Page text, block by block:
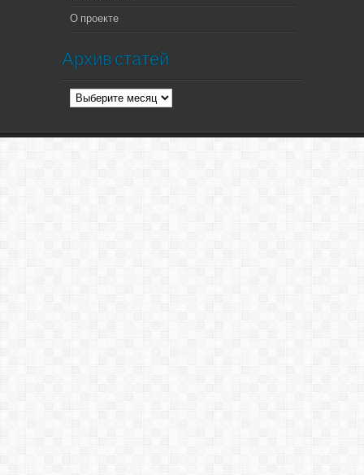
О проекте
Архив статей
Архив
статей